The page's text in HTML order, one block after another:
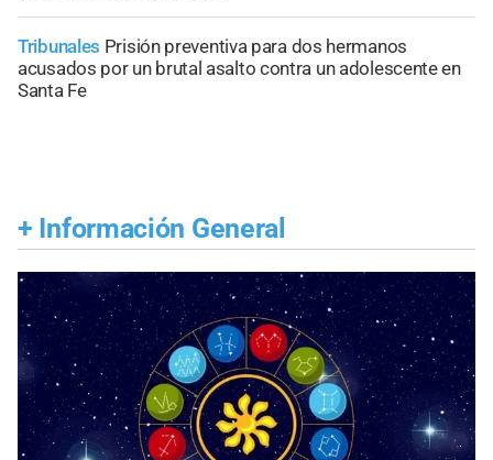
Tribunales Prisión preventiva para dos hermanos
acusados por un brutal asalto contra un adolescente en
Santa Fe
+ Información General